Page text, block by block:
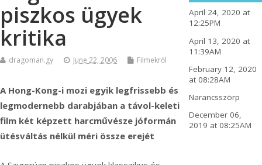
piszkos ügyek
kritika
dragoman.gy June 22, 2006 Filmekről
A Hong-Kong-i mozi egyik legfrissebb és
legmodernebb darabjában a távol-keleti
film két képzett harcművésze jóformán
ütésváltás nélkül méri össze erejét
April 24, 2020 at
12:25PM
April 13, 2020 at
11:39AM
February 12, 2020
at 08:28AM
Narancsszörp
December 06,
2019 at 08:25AM